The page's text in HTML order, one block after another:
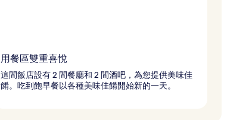
用餐區雙重喜悅
這間飯店設有 2 間餐廳和 2 間酒吧，為您提供美味佳
餚。吃到飽早餐以各種美味佳餚開始新的一天。